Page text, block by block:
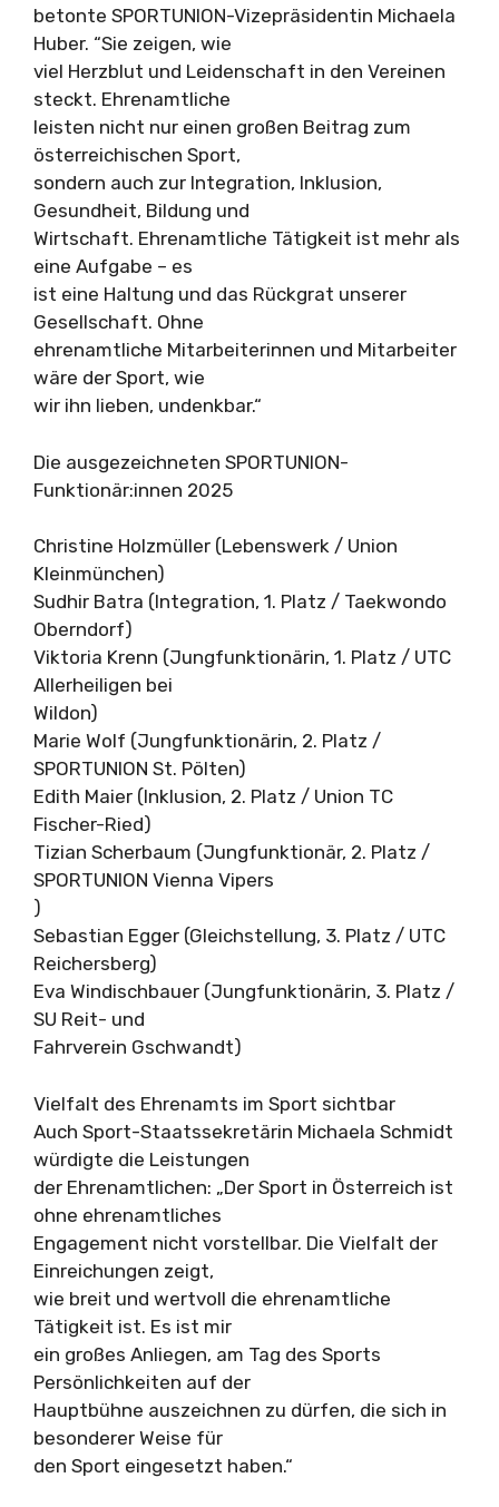
betonte SPORTUNION-Vizepräsidentin Michaela
Huber. “Sie zeigen, wie
viel Herzblut und Leidenschaft in den Vereinen
steckt. Ehrenamtliche
leisten nicht nur einen großen Beitrag zum
österreichischen Sport,
sondern auch zur Integration, Inklusion,
Gesundheit, Bildung und
Wirtschaft. Ehrenamtliche Tätigkeit ist mehr als
eine Aufgabe – es
ist eine Haltung und das Rückgrat unserer
Gesellschaft. Ohne
ehrenamtliche Mitarbeiterinnen und Mitarbeiter
wäre der Sport, wie
wir ihn lieben, undenkbar.“
Die ausgezeichneten SPORTUNION-
Funktionär:innen 2025
Christine Holzmüller (Lebenswerk / Union
Kleinmünchen)
Sudhir Batra (Integration, 1. Platz / Taekwondo
Oberndorf)
Viktoria Krenn (Jungfunktionärin, 1. Platz / UTC
Allerheiligen bei
Wildon)
Marie Wolf (Jungfunktionärin, 2. Platz /
SPORTUNION St. Pölten)
Edith Maier (Inklusion, 2. Platz / Union TC
Fischer-Ried)
Tizian Scherbaum (Jungfunktionär, 2. Platz /
SPORTUNION Vienna Vipers
)
Sebastian Egger (Gleichstellung, 3. Platz / UTC
Reichersberg)
Eva Windischbauer (Jungfunktionärin, 3. Platz /
SU Reit- und
Fahrverein Gschwandt)
Vielfalt des Ehrenamts im Sport sichtbar
Auch Sport-Staatssekretärin Michaela Schmidt
würdigte die Leistungen
der Ehrenamtlichen: „Der Sport in Österreich ist
ohne ehrenamtliches
Engagement nicht vorstellbar. Die Vielfalt der
Einreichungen zeigt,
wie breit und wertvoll die ehrenamtliche
Tätigkeit ist. Es ist mir
ein großes Anliegen, am Tag des Sports
Persönlichkeiten auf der
Hauptbühne auszeichnen zu dürfen, die sich in
besonderer Weise für
den Sport eingesetzt haben.“